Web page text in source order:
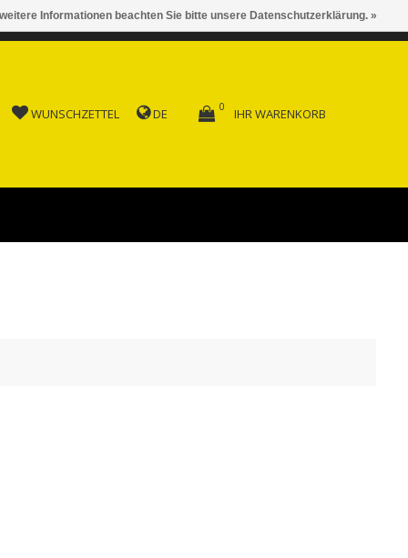
AB FR. 150.00
WUNSCHZETTEL DE IHR WARENKORB
0
Informationen beachten Sie bitte unsere Datenschutzerklärung. »